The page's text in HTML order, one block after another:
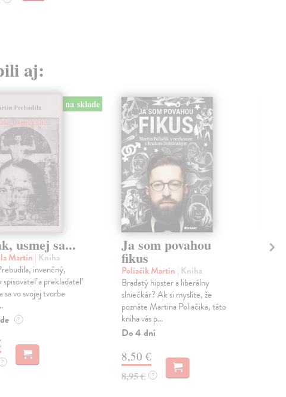
aj:
na sklade
usmej sa...
Martin | Kniha
invenčný,
spisovateľ a prekladateľ
sa vo svojej tvorbe
?
?
Ja som povahou
fikus
Poliačik Martin | Kniha
Bradatý hipster a liberálny
slniečkár? Ak si myslíte, že
poznáte Martina Poliačika, táto
kniha vás p...
Do 4 dní
8,50 €
8,95 € ?